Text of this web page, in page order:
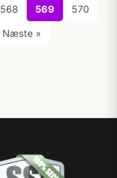
568 569
570
Næste »